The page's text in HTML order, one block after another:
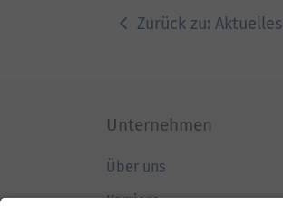
Zurück zu: Aktuelles
Unternehmen
Über uns
Karriere